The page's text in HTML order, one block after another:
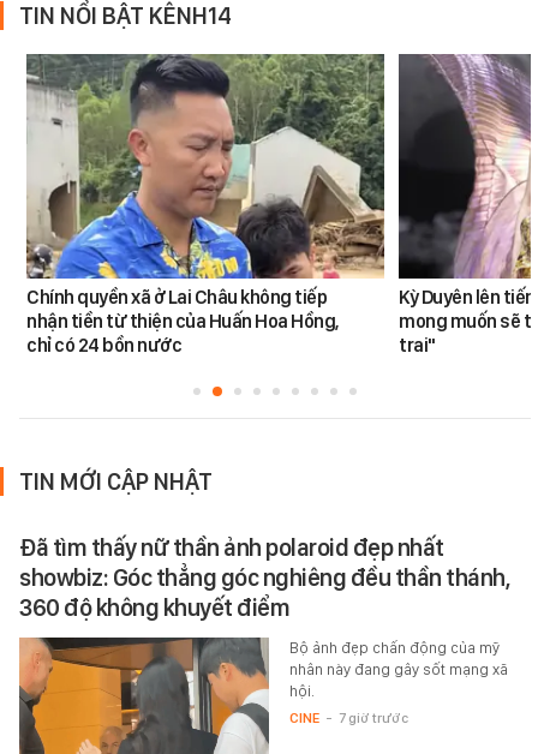
TIN NỔI BẬT KÊNH14
Chính quyền xã ở Lai Châu không tiếp
nhận tiền từ thiện của Huấn Hoa Hồng,
chỉ có 24 bồn nước
Kỳ Duyên lên
mong muốn sẽ
trai"
TIN MỚI CẬP NHẬT
Đã tìm thấy nữ thần ảnh polaroid đẹp nhất
showbiz: Góc thẳng góc nghiêng đều thần thánh,
360 độ không khuyết điểm
Bộ ảnh đẹp chấn động của mỹ
nhân này đang gây sốt mạng xã
hội.
CINE - 7 giờ trước